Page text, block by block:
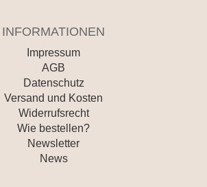
INFORMATIONEN
Impressum
AGB
Datenschutz
Versand und Kosten
Widerrufsrecht
Wie bestellen?
Newsletter
News